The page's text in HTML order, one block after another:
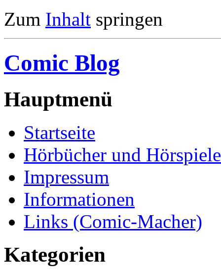
Zum Inhalt springen
Comic Blog
Hauptmenü
Startseite
Hörbücher und Hörspiele
Impressum
Informationen
Links (Comic-Macher)
Kategorien